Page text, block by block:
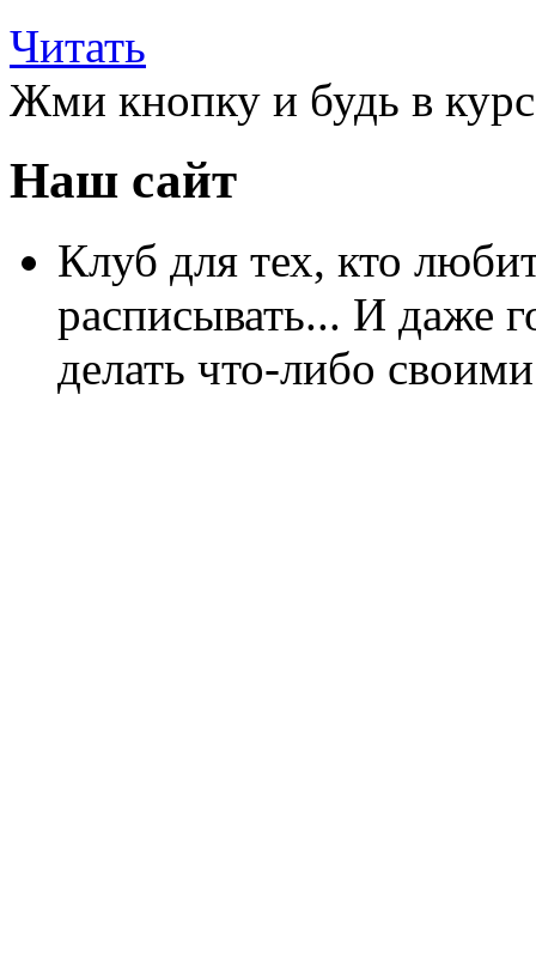
Читать
Жми кнопку и будь в
Наш сайт
Клуб для тех, кто
расписывать... И даже
делать что-либо